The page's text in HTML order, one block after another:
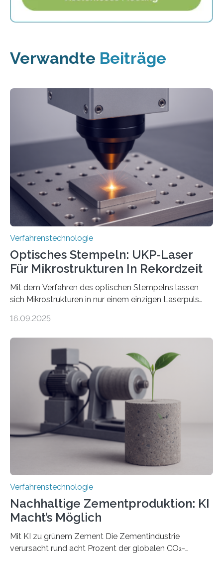
Verwandte Beiträge
Verfahrenstechnologie
Optisches Stempeln: UKP-Laser
Für Mikrostrukturen In Rekordzeit
Mit dem Verfahren des optischen Stempelns lassen
sich Mikrostrukturen in nur einem einzigen Laserpuls
zeitaufwändiges Abscannen der Fläche. Am Fraunhofer
RWTH Aachen den Strahl eines Ultrakurzpulslasers
mithilfe eines Spatial Light Modulators (SLM) exakt in
das gewünschte Muster und bringen es direkt auf die
Werkstückoberfläche. Das beschleunigt die
Bearbeitung deutlich und eröffnet neue Möglichkeiten
für Branchen wie die stahl- und metallverarbeitende
Industrie oder die Glasverarbeitung. Erste Tests…
16.09.2025
Verfahrenstechnologie
Nachhaltige Zementproduktion: KI
Macht’s Möglich
Mit KI zu grünem Zement Die Zementindustrie
verursacht rund acht Prozent der globalen CO₂-